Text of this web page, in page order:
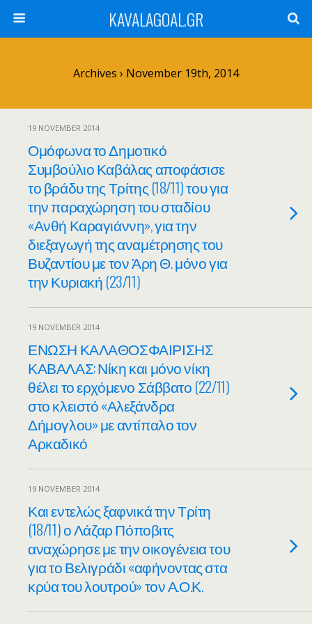
KAVALAGOAL.GR
Archives › November 19th, 2014
19 NOVEMBER 2014
Ομόφωνα το Δημοτικό
Συμβούλιο Καβάλας αποφάσισε
το βράδυ της Τρίτης (18/11) του για
την παραχώρηση του σταδίου
«Ανθή Καραγιάννη», για την
διεξαγωγή της αναμέτρησης του
Βυζαντίου με τον Άρη Θ. μόνο για
την Κυριακή (23/11)
19 NOVEMBER 2014
ΕΝΩΣΗ ΚΑΛΑΘΟΣΦΑΙΡΙΣΗΣ
ΚΑΒΑΛΑΣ: Νίκη και μόνο νίκη
θέλει το ερχόμενο Σάββατο (22/11)
στο κλειστό «Αλεξάνδρα
Δήμογλου» με αντίπαλο τον
Αρκαδικό
19 NOVEMBER 2014
Και εντελώς ξαφνικά την Τρίτη
(18/11) ο Λάζαρ Πόποβιτς
αναχώρησε με την οικογένεια του
για το Βελιγράδι «αφήνοντας στα
κρύα του λουτρού» τον Α.Ο.Κ.